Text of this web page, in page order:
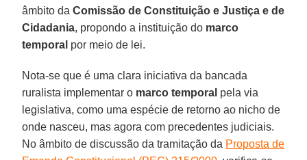
âmbito daComissão de Constituição e Justiça e de
Cidadania, propondo a instituição do marco
temporal por meio de lei.
Nota-se que é uma clara iniciativa da bancada
ruralista implementar o marco temporal pela via
legislativa, como uma espécie de retorno ao nicho de
onde nasceu, mas agora com precedentes judiciais.
No âmbito de discussão da tramitação da Proposta de